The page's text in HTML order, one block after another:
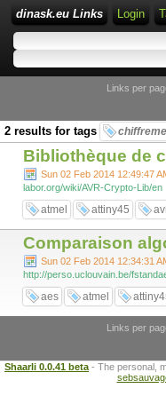
dinask.eu Links Login
Links per
2 results for tags
Bibliothèque de
Sun 02 Feb 2014 12:49:47
labor.org/wiki/AVR-Crypto-Lib/en
atmel attiny45
Comparaison
Sun 02 Feb 2014 12:34:31
http://perso.uclouvain.be/
aes atmel
Links per
Shaarli 0.0.41 beta - The personal,